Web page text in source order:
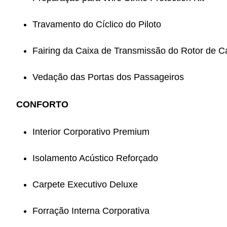
Travamento do Cíclico do Piloto
Fairing da Caixa de Transmissão do Rotor de
Vedação das Portas dos Passageiros
CONFORTO
Interior Corporativo Premium
Isolamento Acústico Reforçado
Carpete Executivo Deluxe
Forração Interna Corporativa